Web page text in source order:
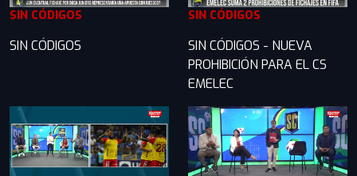
SIN CÓDIGOS
SIN CÓDIGOS
SIN CÓDIGOS
SIN CÓDIGOS - NUEVA
PROHIBICIÓN PARA EL CS
EMELEC